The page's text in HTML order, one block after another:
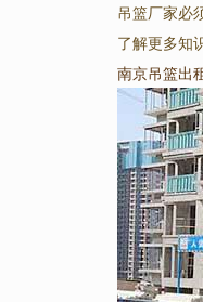
吊篮厂家必
了解更多知
南京吊篮出